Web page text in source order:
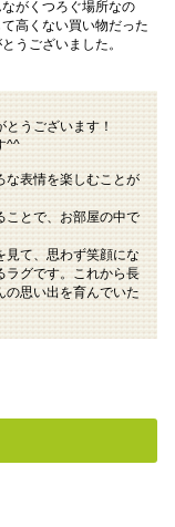
がくつろぐ場所なの
高くない買い物だった
うございました。
とうございます！
^^
な表情を楽しむことが
ことで、お部屋の中で
見て、思わず笑顔にな
ラグです。これから長
の思い出を育んでいた